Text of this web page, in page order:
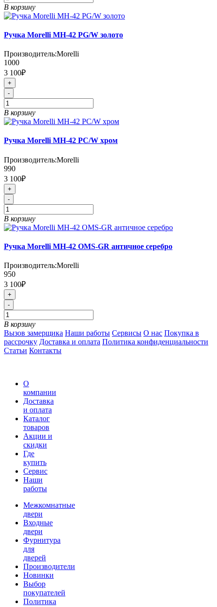
В корзину
Ручка Morelli MH-42 PG/W золото
Производитель:Morelli
1000
3 100₽
+
-
В корзину
Ручка Morelli MH-42 PC/W хром
Производитель:Morelli
990
3 100₽
+
-
В корзину
Ручка Morelli MH-42 OMS-GR античное серебро
Производитель:Morelli
950
3 100₽
+
-
В корзину
Вызов замерщика Наши работы Сервисы О нас Покупка в
рассрочку Доставка и оплата Политика конфиденциальности
Статьи Контакты
О
компании
Доставка
и оплата
Каталог
товаров
Акции и
скидки
Где
купить
Сервис
Наши
работы
Межкомнатные
двери
Входные
двери
Фурнитура
для
дверей
Производители
Новинки
Выбор
покупателей
Политика